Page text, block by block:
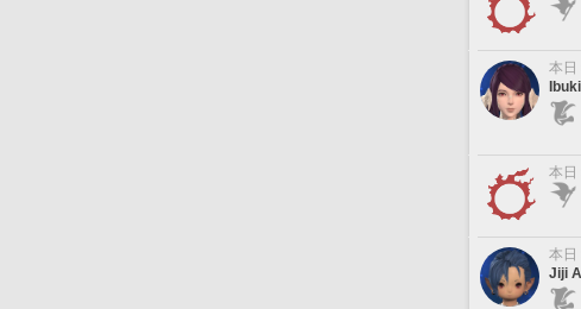
本日
本日
本日
Jiji